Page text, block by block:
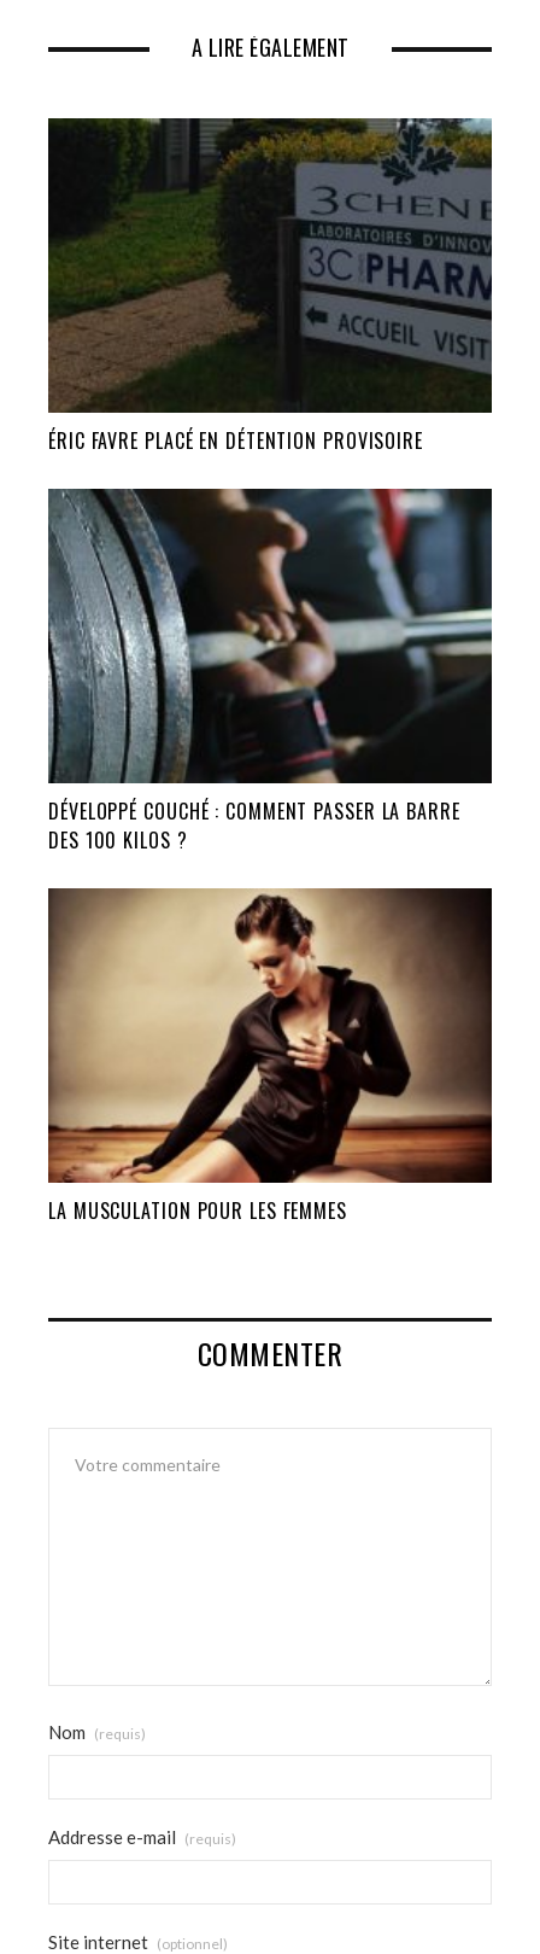
A LIRE ÉGALEMENT
ÉRIC FAVRE PLACÉ EN DÉTENTION PROVISOIRE
DÉVELOPPÉ COUCHÉ : COMMENT PASSER LA BARRE
DES 100 KILOS ?
LA MUSCULATION POUR LES FEMMES
COMMENTER
Nom (requis)
Addresse e-mail (requis)
Site internet (optionnel)